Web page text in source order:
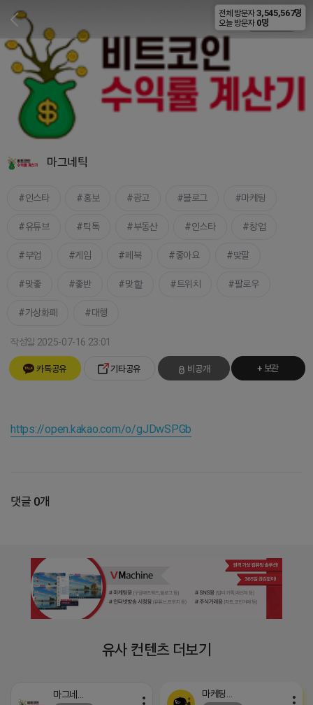
비공개
마그네틱
인스타 홍보 광고 블로그 마케팅
유튜브 틱톡 부동산 인스타 창업
부업 게임 페북 좋아요 맞팔
맞좋 좋반 맞핱 트위치 팔로우
가상화폐 대행
작성일 2025-07-16 23:01
카톡공유 기타공유 비공개 + 보관
https://open.kakao.com/o/gJDwSPGb
댓글 0개
유사 컨텐츠 더보기
전체 방문자 3,545,567명
오늘 방문자 0명